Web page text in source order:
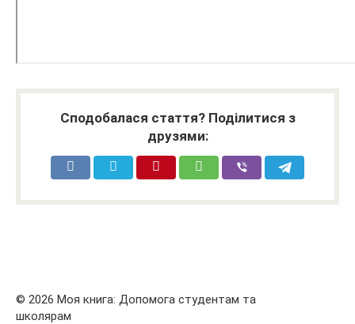
Сподобалася стаття? Поділитися з
друзями:
© 2026 Моя книга: Допомога студентам та
школярам